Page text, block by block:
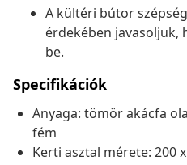
A kültéri bútor
érdekében javasoljuk,
be.
Specifikációk
Anyaga: tömör akácfa
fém
Kerti asztal mérete: 200